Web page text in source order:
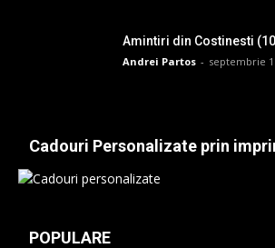
Amintiri din Costinesti
Andrei Partos - septembrie
Cadouri Personalizate prin
POPULARE